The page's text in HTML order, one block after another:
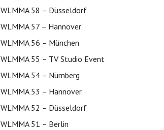
WLMMA 58 – Düsseldorf
WLMMA 57 – Hannover
WLMMA 56 – München
WLMMA 55 – TV Studio Event
WLMMA 54 – Nürnberg
WLMMA 53 – Hannover
WLMMA 52 – Düsseldorf
WLMMA 51 – Berlin